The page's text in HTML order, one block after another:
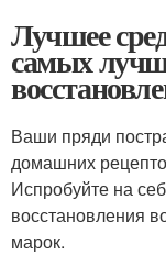
Лучшее
самых
Ваши пряди
домашних
Испробуйте на
восстановления
марок.